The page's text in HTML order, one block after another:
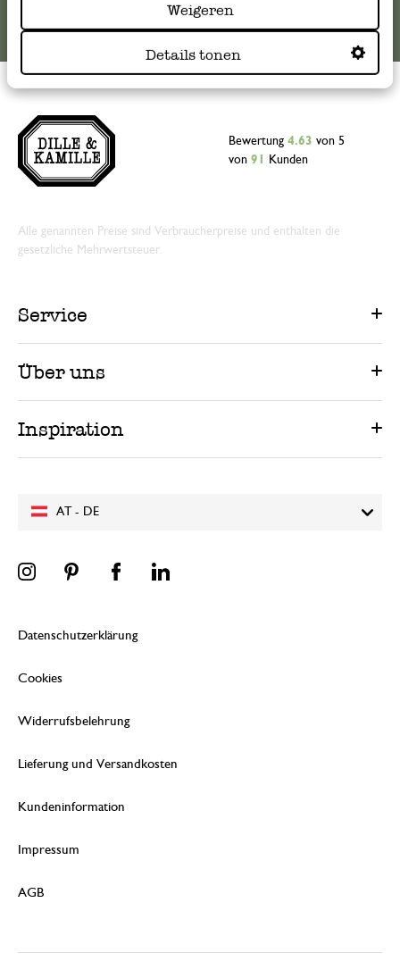
Weigeren
Details tonen
AT - DE
Bewertung 4.63 von 5
von 91 Kunden
Alle genannten Preise sind Verbraucherpreise und enthalten die
gesetzliche Mehrwertsteuer.
Service
Über uns
Inspiration
Datenschutzerklärung
Cookies
Widerrufsbelehrung
Lieferung und Versandkosten
Kundeninformation
Impressum
AGB